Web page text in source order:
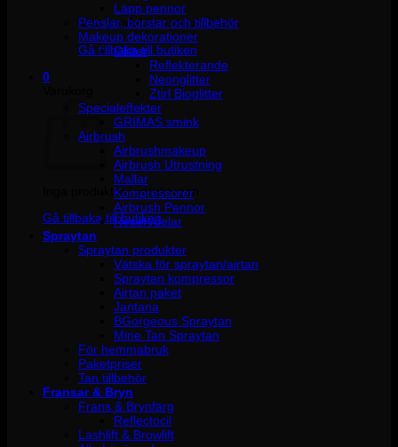
Inga produkter i varukorgen.
Gå tillbaka till butiken
0
Inga produkter i varukorgen.
Gå tillbaka till butiken
Läpp pennor
Penslar, borstar och tillbehör
Makeup dekorationer
Glitter
Reflekterande
Neonglitter
Ztirl Bioglitter
Specialeffekter
GRIMAS smink
Airbrush
Airbrushmakeup
Airbrush Utrustning
Mallar
Kompressorer
Airbrush Pennor
Reservdelar
Spraytan
Spraytan produkter
Vätska för spraytan/airtan
Spraytan kompressor
Airtan paket
Jantana
BGorgeous Spraytan
Mine Tan Spraytan
För hemmabruk
Paketpriser
Tan tillbehör
Fransar & Bryn
Frans & Brynfärg
Reflectocil
Lashlift & Browlift